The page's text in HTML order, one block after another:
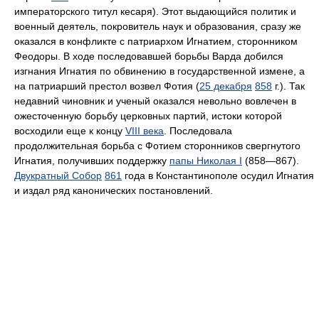
императорского титул кесаря). Этот выдающийся политик и
военный деятель, покровитель наук и образования, сразу же
оказался в конфликте с патриархом Игнатием, сторонником
Феодоры. В ходе последовавшей борьбы Варда добился
изгнания Игнатия по обвинению в государственной измене, а
на патриарший престол возвел Фотия (25 декабря 858 г.). Так
недавний чиновник и ученый оказался невольно вовлечен в
ожесточенную борьбу церковных партий, истоки которой
восходили еще к концу VIII века . Последовала
продолжительная борьба с Фотием сторонников свергнутого
Игнатия, получивших поддержку папы Николая I (858—867).
Двукратный Собор 861 года в Константинополе осудил Игнатия
и издал ряд канонических постановлений.